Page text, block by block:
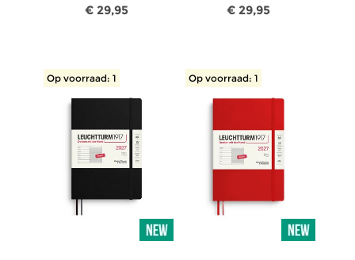
€ 29,95 € 29,95
Op voorraad: 1 Op voorraad: 1